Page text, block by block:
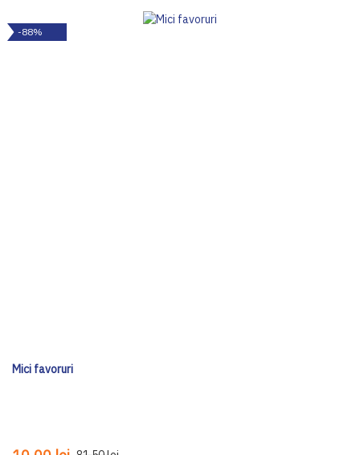
-88%
Mici favoruri